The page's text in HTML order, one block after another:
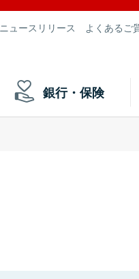
ニュースリリース よくあるご
銀行・保険